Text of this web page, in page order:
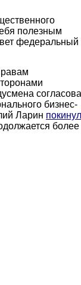
полезным
федеральный
бизнес-
Ларин покинул
более